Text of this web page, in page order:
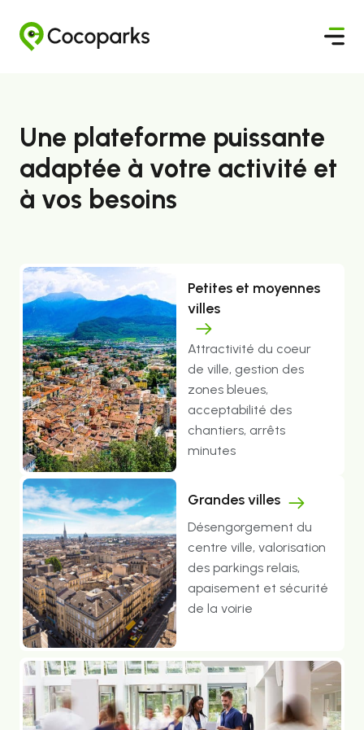
Une plateforme puissante
adaptée à votre activité et
à vos besoins
Petites et moyennes
villes
Attractivité du coeur
de ville, gestion des
zones bleues,
acceptabilité des
chantiers, arrêts
minutes
Grandes villes
Désengorgement du
centre ville, valorisation
des parkings relais,
apaisement et sécurité
de la voirie